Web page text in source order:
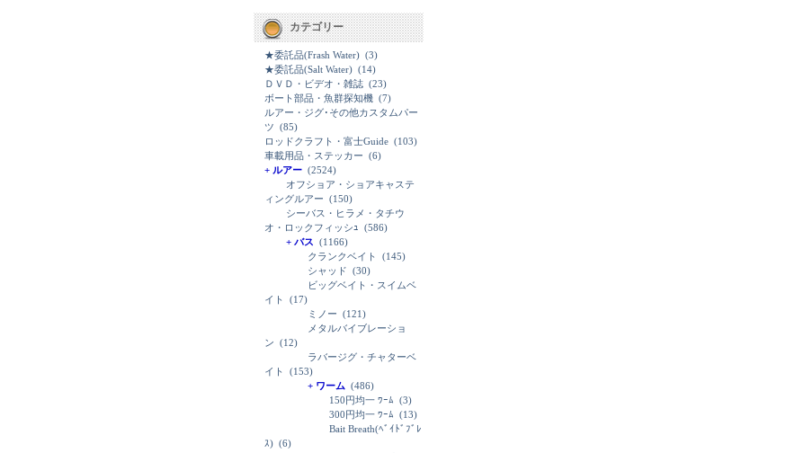
カテゴリー
★委託品(Frash Water) (3)
★委託品(Salt Water) (14)
ＤＶＤ・ビデオ・雑誌 (23)
ボート部品・魚群探知機 (7)
ルアー・ジグ･その他カスタムパー
ツ (85)
ロッドクラフト・富士Guide (103)
車載用品・ステッカー (6)
+ ルアー (2524)
オフショア・ショアキャステ
ィングルアー (150)
シーバス・ヒラメ・タチウ
オ・ロックフィッシｭ (586)
+ バス (1166)
クランクベイト
(145)
シャッド (30)
ビッグベイト・スイムベ
イト
(17)
ミノー (121)
メタルバイブレーショ
ン (12)
ラバージグ・チャターベ
イト
(153)
+ ワーム (486)
150円均一 ﾜｰﾑ (3)
300円均一 ﾜｰﾑ (13)
Bait Breath(ﾍﾞｲﾄﾞﾌﾞﾚ
ｽ) (6)